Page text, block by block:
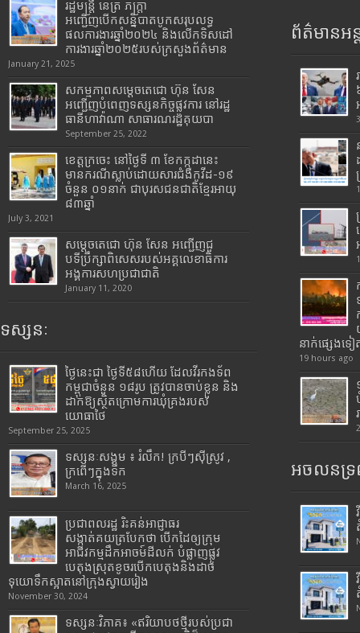
រដ្ឋមន្រ្តី​ នេត្រ​ ភក្ត្រា​
អញ្ជើញបើកសន្និបាតបូកសរុបលទ្ធ
ផលការងារឆ្នាំ២០២៤ និងលើកទិសដៅ
ការងារឆ្នាំ២០២៥របស់​ក្រសួង​ព័ត៌មាន​
January 21, 2025
សកម្មភាពសម្តេចតេជោ ហ៊ុន សែន
អញ្ជើញបំពេញទស្សនកិច្ចផ្លូវការ នៅរដ្ឋ
ធានីហាវ៉ាណា សាធារណរដ្ឋគុយបា
September 25, 2022
ខេត្តក្រចេះ នៅថ្ងៃទី ៣ ខែកក្កដានេះ
មានករណីស្លាប់ដោយសារជំងឺកូវីដ-១៩
ចំនួន ០១នាក់ ជាបុរសជនជាតិខ្មែរអាយុ
៨៣ឆ្នាំ
July 3, 2021
សម្តេចតេជោ ហ៊ុន សែន អញ្ជើញជួ
បទីប្រឹក្សាពិសេសរបស់អគ្គលេខាធិការ
អង្គការសហប្រជាជាតិ
January 11, 2020
ទស្សនៈ
ថ្ងៃនេះជា ថ្ងៃទី៥៨ហើយ ដែលវីរកងទ័ព
កម្ពុជាចំនួន ១៨រូប ត្រូវបានចាប់ខ្លួន និង
ដាក់ឱ្យស្ថិតក្រោមការឃុំគ្រងរបស់
យោធាថៃ
September 25, 2025
ទស្សនៈសង្គម ៖ រំលឹក! ក្របីៗស៊ីស្រូវ ,
ក្រពើៗក្នុងទឹក
March 16, 2025
ប្រជាពលរដ្ឋ រិះគន់អាជ្ញាធរ
សង្កាត់គយត្របែកថា បើកដៃឲ្យក្រុម
អាជីវកម្មដឹកអាចម៍ដីលក់ បំផ្លាញផ្លូវ
បេតុងស្រុតខូចរបើកបេតុងនិងដាច់
ទុយោទឹកស្អាតនៅក្រុងស្វាយរៀង
November 30, 2024
ទស្សនៈវិភាគ៖ «ឥរិយាបថថ្មីរបស់ប្រជា
ព័ត៌មានអន្
នាក់ផ្សេងទ
19 hours ago
អចលនទ្រ